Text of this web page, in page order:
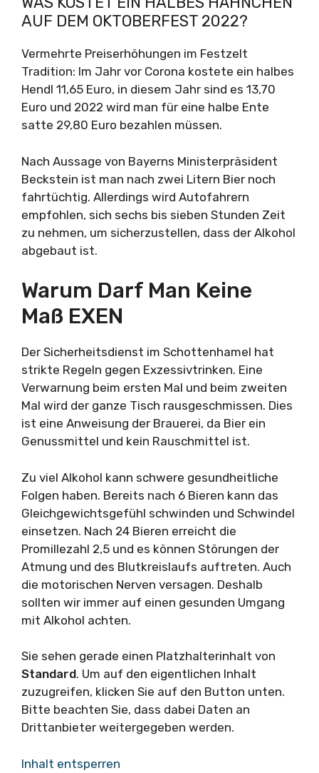
AUF DEM OKTOBERFEST 2022?
Vermehrte Preiserhöhungen im Festzelt
Tradition: Im Jahr vor Corona kostete ein halbes
Hendl 11,65 Euro, in diesem Jahr sind es 13,70
Euro und 2022 wird man für eine halbe Ente
satte 29,80 Euro bezahlen müssen.
Nach Aussage von Bayerns Ministerpräsident
Beckstein ist man nach zwei Litern Bier noch
fahrtüchtig. Allerdings wird Autofahrern
empfohlen, sich sechs bis sieben Stunden Zeit
zu nehmen, um sicherzustellen, dass der Alkohol
abgebaut ist.
Warum Darf Man Keine
Maß EXEN
Der Sicherheitsdienst im Schottenhamel hat
strikte Regeln gegen Exzessivtrinken. Eine
Verwarnung beim ersten Mal und beim zweiten
Mal wird der ganze Tisch rausgeschmissen. Dies
ist eine Anweisung der Brauerei, da Bier ein
Genussmittel und kein Rauschmittel ist.
Zu viel Alkohol kann schwere gesundheitliche
Folgen haben. Bereits nach 6 Bieren kann das
Gleichgewichtsgefühl schwinden und Schwindel
einsetzen. Nach 24 Bieren erreicht die
Promillezahl 2,5 und es können Störungen der
Atmung und des Blutkreislaufs auftreten. Auch
die motorischen Nerven versagen. Deshalb
sollten wir immer auf einen gesunden Umgang
mit Alkohol achten.
Sie sehen gerade einen Platzhalterinhalt von
Standard. Um auf den eigentlichen Inhalt
zuzugreifen, klicken Sie auf den Button unten.
Bitte beachten Sie, dass dabei Daten an
Drittanbieter weitergegeben werden.
Inhalt entsperren